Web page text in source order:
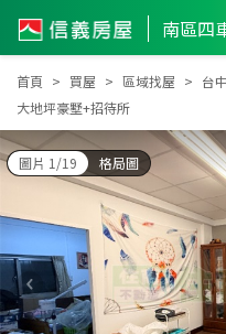
首頁 買屋 區域找屋 台
大地坪豪墅+招待所
圖片 1/19 格局圖